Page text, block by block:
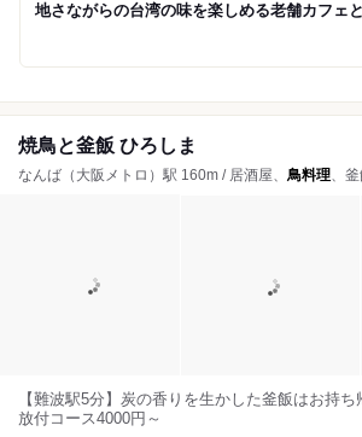
地さながらの台湾の味を楽しめる老舗カフェ
焼鳥と釜飯 ひろしま
なんば（大阪メトロ）駅 160m / 居酒屋、 鳥料理、釜
【難波駅5分】炭の香りを生かした釜飯はお持
放付コース4000円～